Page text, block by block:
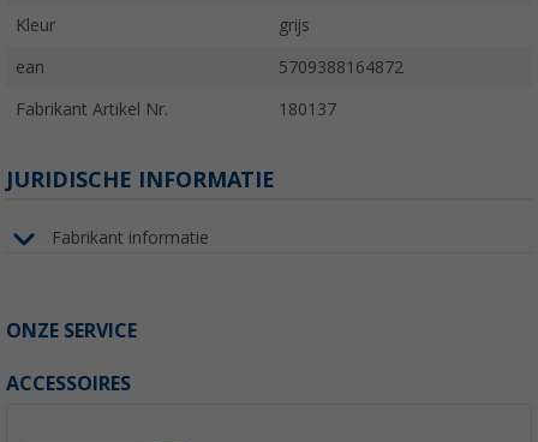
Kleur grijs
ean 5709388164872
Fabrikant Artikel Nr. 180137
JURIDISCHE INFORMATIE
Fabrikant informatie
ONZE SERVICE
ACCESSOIRES